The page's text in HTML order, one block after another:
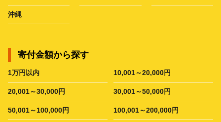
沖縄
寄付金額から探す
1万円以内 10,001～20,000円
20,001～30,000円 30,001～50,000円
50,001～100,000円 100,001～200,000円